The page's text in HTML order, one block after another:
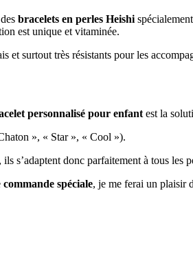
bracelets en perles Heishi
est unique et vitaminée.
surtout très résistants pour les
personnalisé pour enfant est la
», « Star », « Cool »).
s’adaptent donc parfaitement à tous les
commande spéciale, je me ferai un plaisir